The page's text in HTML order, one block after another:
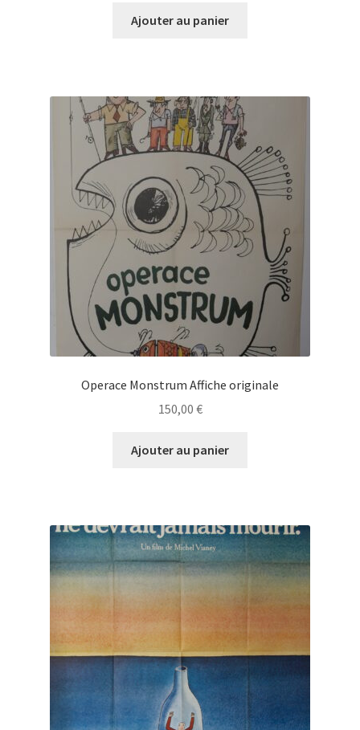
Ajouter au panier
Operace Monstrum Affiche originale
150,00 €
Ajouter au panier